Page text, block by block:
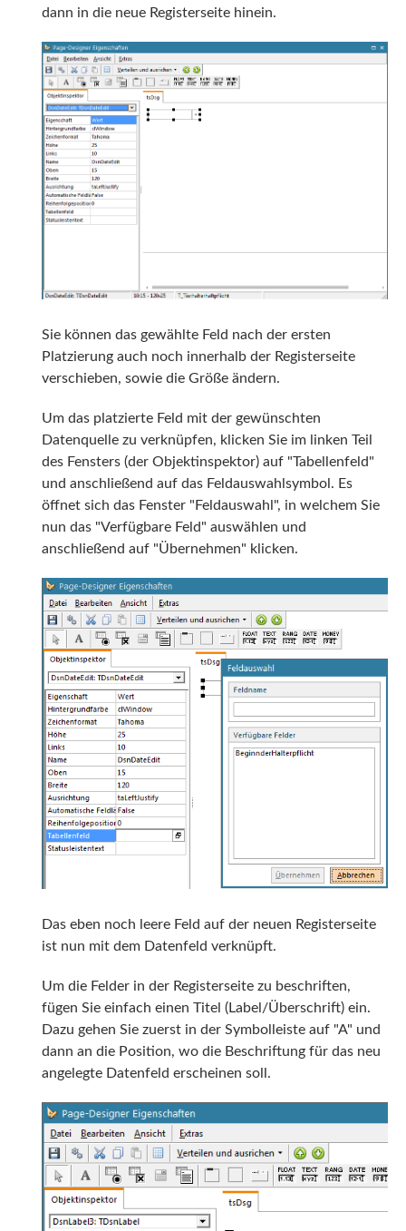
dann in die neue Registerseite hinein.
Sie können das gewählte Feld nach der ersten
Platzierung auch noch innerhalb der Registerseite
verschieben, sowie die Größe ändern.
Um das platzierte Feld mit der gewünschten
Datenquelle zu verknüpfen, klicken Sie im linken Teil
des Fensters (der Objektinspektor) auf "Tabellenfeld"
und anschließend auf das Feldauswahlsymbol. Es
öffnet sich das Fenster "Feldauswahl", in welchem Sie
nun das "Verfügbare Feld" auswählen und
anschließend auf "Übernehmen" klicken.
Das eben noch leere Feld auf der neuen Registerseite
ist nun mit dem Datenfeld verknüpft.
Um die Felder in der Registerseite zu beschriften,
fügen Sie einfach einen Titel (Label/Überschrift) ein.
Dazu gehen Sie zuerst in der Symbolleiste auf "A" und
dann an die Position, wo die Beschriftung für das neu
angelegte Datenfeld erscheinen soll.